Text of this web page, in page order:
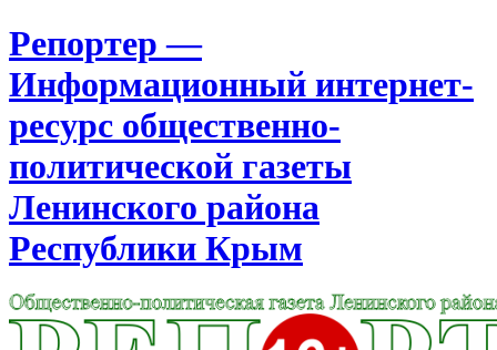
Репортер —
Информационный интернет-
ресурс общественно-
политической газеты
Ленинского района
Республики Крым